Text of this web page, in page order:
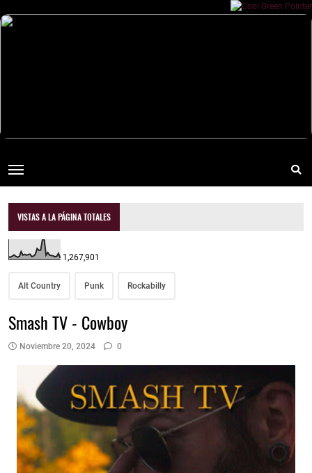
VISTAS A LA PÁGINA TOTALES
1,267,901
Alt Country Punk Rockabilly
Smash TV - Cowboy
Noviembre 20, 2024 0